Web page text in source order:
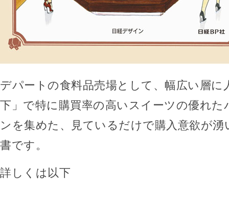
デパートの食料品売場として、幅広い層に
下」で特に購買率の高いスイーツの優れ
ンを集めた、見ているだけで購入意欲が
書です。
詳しくは以下